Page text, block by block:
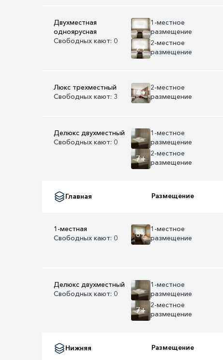
Двухместная
одноярусная
Свободных кают: 0
1-местное
размещение
2+
2-местное
размещение
Люкс трехместный
Свободных кают: 3
4+
2-местное
размещение
Делюкс двухместный
Свободных кают: 0
1-местное
размещение
7+
2-местное
размещение
Главная Размещение
1-местная
Свободных кают: 0
8+
1-местное
размещение
Делюкс двухместный
Свободных кают: 0
1-местное
размещение
7+
2-местное
размещение
Нижняя Размещение